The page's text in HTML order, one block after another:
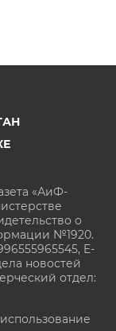
«АиФ-
о
№1920.
E-
новостей
отдел: